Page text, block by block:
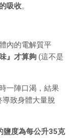
吸收。
內的電解質平
』才算夠 (這不是
一陣口渴，結果
致身體大量脫
鹽度為每公升35克